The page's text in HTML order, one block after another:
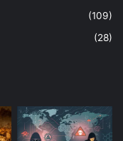
(109)
(28)